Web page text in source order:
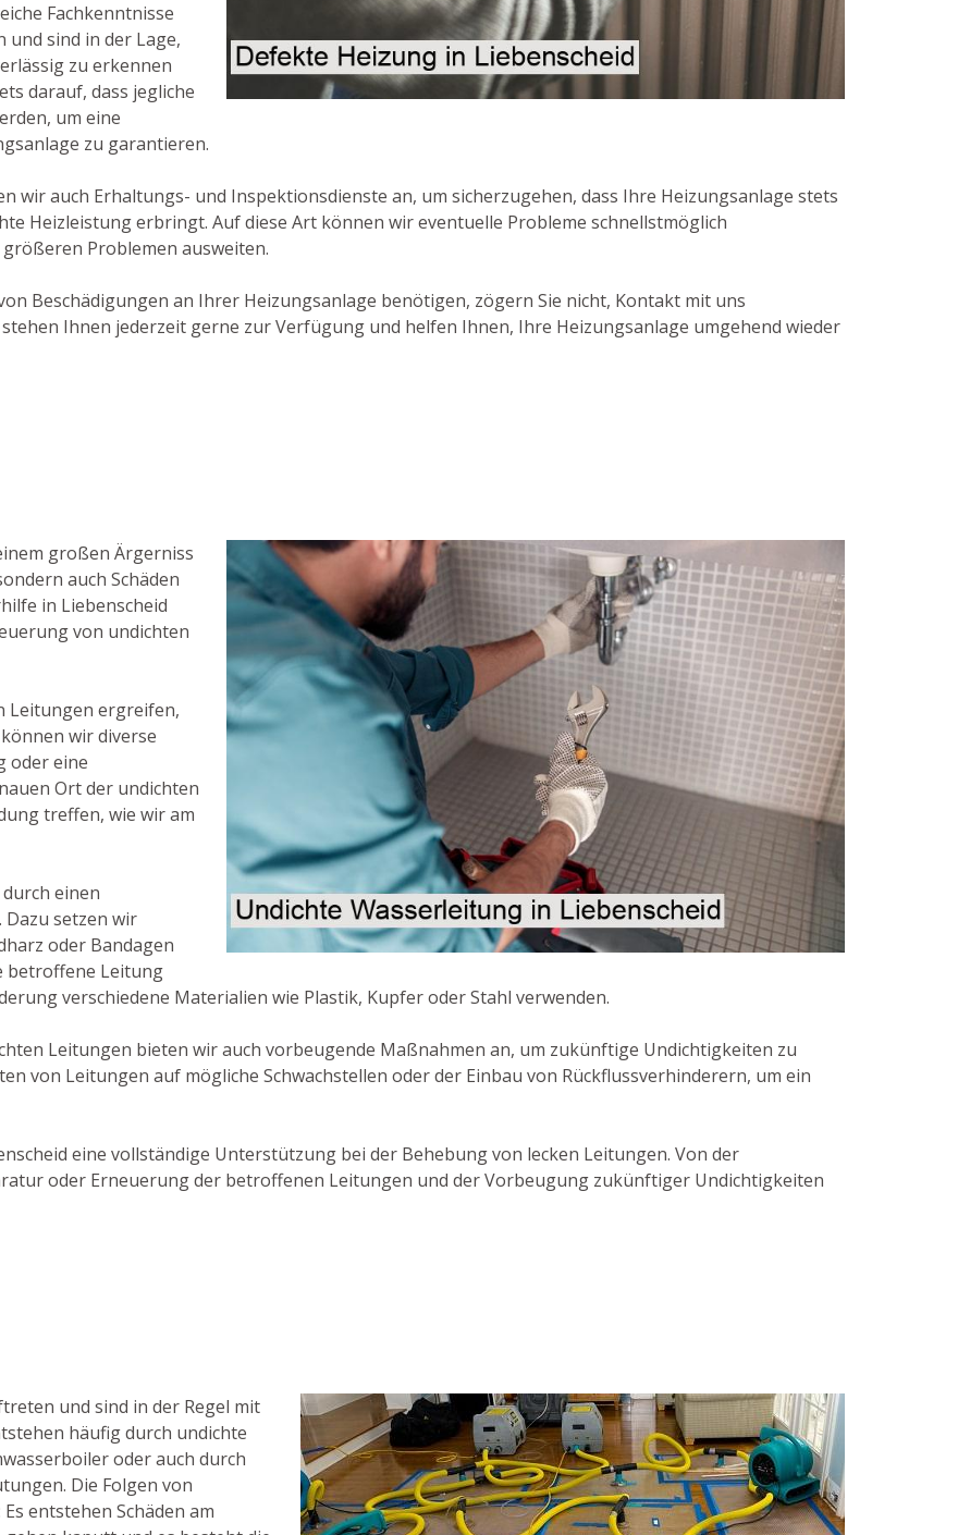
Fachkenntnisse
sind in der Lage,
zu erkennen
darauf, dass jegliche
um eine
zu garantieren.
wir auch Erhaltungs- und Inspektionsdienste an, um sicherzugehen, dass Ihre Heizungsanlage stets
Heizleistung erbringt. Auf diese Art können wir eventuelle Probleme schnellstmöglich
Problemen ausweiten.
Beschädigungen an Ihrer Heizungsanlage benötigen, zögern Sie nicht, Kontakt mit uns
Ihnen jederzeit gerne zur Verfügung und helfen Ihnen, Ihre Heizungsanlage umgehend wieder
großen Ärgerniss
auch Schäden
in Liebenscheid
von undichten
Leitungen ergreifen,
wir diverse
oder eine
Ort der undichten
treffen, wie wir am
einen
Dazu setzen wir
oder Bandagen
betroffene Leitung
verschiedene Materialien wie Plastik, Kupfer oder Stahl verwenden.
Leitungen bieten wir auch vorbeugende Maßnahmen an, um zukünftige Undichtigkeiten zu
von Leitungen auf mögliche Schwachstellen oder der Einbau von Rückflussverhinderern, um ein
eine vollständige Unterstützung bei der Behebung von lecken Leitungen. Von der
oder Erneuerung der betroffenen Leitungen und der Vorbeugung zukünftiger Undichtigkeiten
und sind in der Regel mit
häufig durch undichte
oder auch durch
Die Folgen von
entstehen Schäden am